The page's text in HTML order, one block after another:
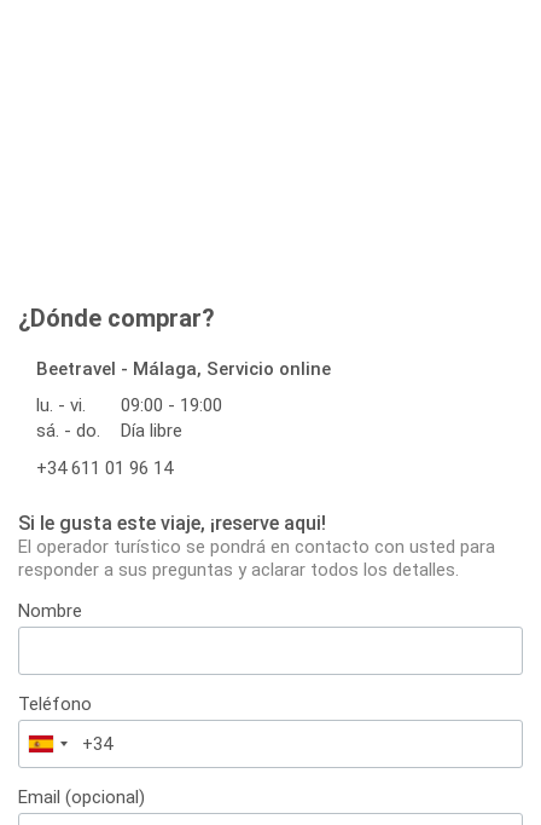
¿Dónde comprar?
Beetravel - Málaga, Servicio online
lu. - vi.
09:00 - 19:00
sá. - do.
Día libre
+34 611 01 96 14
Si le gusta este viaje, ¡reserve aqui!
El operador turístico se pondrá en contacto con usted para
responder a sus preguntas y aclarar todos los detalles.
Nombre
Teléfono
España
+34
Email (opcional)